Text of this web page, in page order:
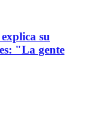
su
"La gente